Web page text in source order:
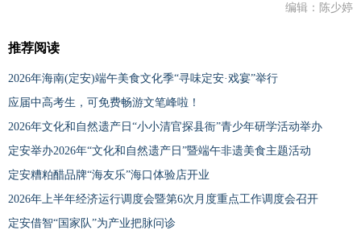
编辑：陈少婷
推荐阅读
2026年海南(定安)端午美食文化季“寻味定安·戏宴”举行
应届中高考生，可免费畅游文笔峰啦！
2026年文化和自然遗产日“小小清官探县衙”青少年研学活动举办
定安举办2026年“文化和自然遗产日”暨端午非遗美食主题活动
定安糟粕醋品牌“海友乐”海口体验店开业
2026年上半年经济运行调度会暨第6次月度重点工作调度会召开
定安借智“国家队”为产业把脉问诊